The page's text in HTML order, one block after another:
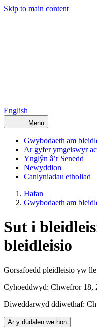
Skip to main content
English
Menu
Gwybodaeth am
Ar gyfer ymgeiswyr
Ynglŷn â’r Senedd
Newyddion
Canlyniadau etholiad
Hafan
Gwybodaeth am
Sut i
bleidleisio
Gorsafoedd pleidleisio yw
Cyhoeddwyd: Chwefror 18,
Diweddarwyd ddiwethaf:
Ar y dudalen we hon